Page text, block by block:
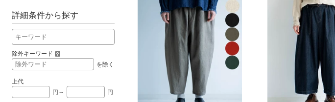
詳細条件から探す
除外キーワード
を除く
上代
円～
円